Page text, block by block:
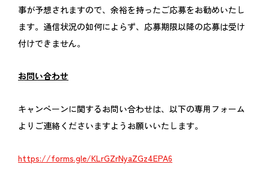
事が予想されますので、余裕を持ったご応募をお勧めいたし
ます。通信状況の如何によらず、応募期限以降の応募は受け
付けできません。
お問い合わせ
キャンペーンに関するお問い合わせは、以下の専用フォーム
よりご連絡くださいますようお願いいたします。
https://forms.gle/KLrGZrNyaZGz4EPA6